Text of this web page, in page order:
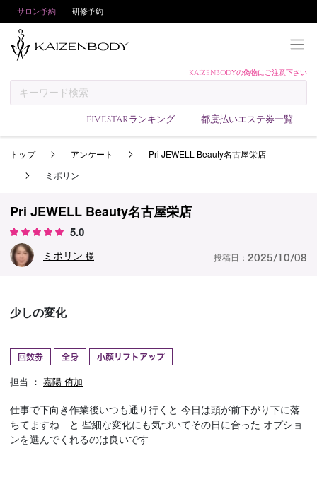
サロン予約 研修予約
KAIZENBODYの偽物にご注意下さい
FIVESTARランキング 都度払いエステ券一覧
予約方法
サロンランキング
アンケート
トップ アンケート
Pri JEWELL Beauty名古屋栄店
ミポリン
Pri JEWELL Beauty名古屋栄店
5.0
ミポリン 様 投稿日： 2025/10/08
少しの変化
回数券 全身 小顔リフトアップ
担当 ： 嘉陽 侑加
仕事で下向き作業後いつも通り行くと 今日は頭が前下がり下に落
ちてますね と 些細な変化にも気づいてその日に合った オプショ
ンを選んでくれるのは良いです